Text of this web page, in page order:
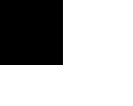
31 de julho de 2026